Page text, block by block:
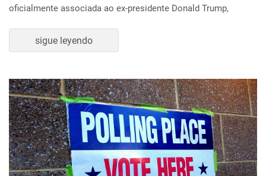
oficialmente associada ao ex-presidente Donald Trump,
sigue leyendo